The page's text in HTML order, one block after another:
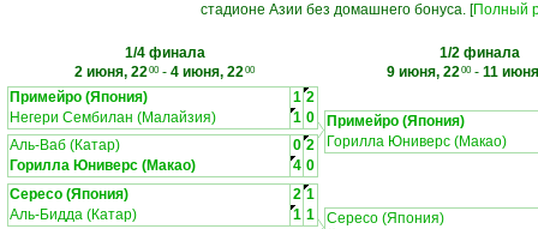
стадионе Азии без домашнего бонуса. [Полный
1/4 финала
2 июня, 2200- 4 июня, 2200
1/2 финала
9 июня, 2200- 11
Примейро (Япония)
1 2
Негери Сембилан (Малайзия)
1 0
Аль-Ваб (Катар)
0 2
Горилла Юниверс (Макао)
4 0
Примейро (Япония)
Горилла Юниверс (Макао)
Сересо (Япония) 2 1
Аль-Бидда (Катар)
1 1
Сересо (Япония)